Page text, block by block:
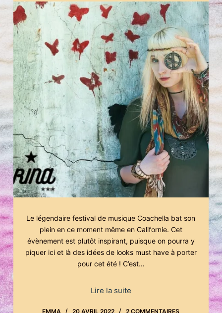
Le légendaire festival de musique Coachella bat son
plein en ce moment même en Californie. Cet
évènement est plutôt inspirant, puisque on pourra y
piquer ici et là des idées de looks must have à porter
pour cet été ! C’est…
Lire la suite
EMMA 20 AVRIL 2022 2 COMMENTAIRES